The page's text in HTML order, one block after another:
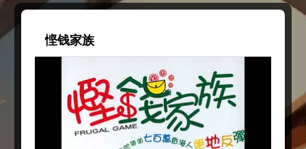
悭钱家族